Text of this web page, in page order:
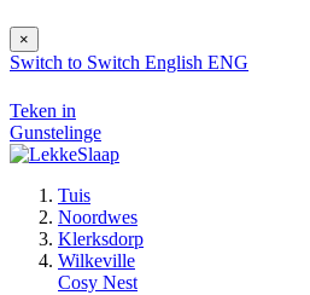
×
Switch to Switch English ENG
Teken in
Gunstelinge
Tuis
Noordwes
Klerksdorp
Wilkeville
Cosy Nest